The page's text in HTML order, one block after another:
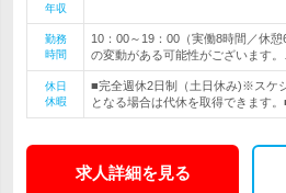
年収
勤務
時間
10：00～19：00（実働8時間／休
の変動がある可能性がございます。
休日
休暇
■完全週休2日制（土日休み)※スケ
となる場合は代休を取得できます
求人詳細を見る